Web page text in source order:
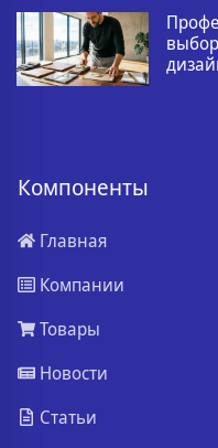
Компоненты
Главная
Компании
Товары
Новости
Статьи